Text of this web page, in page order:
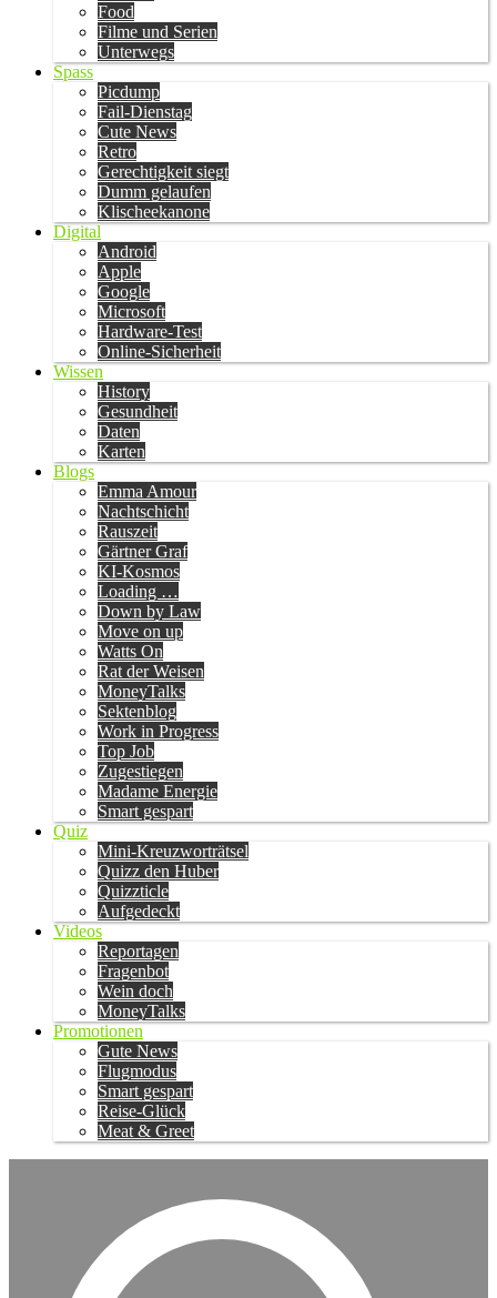
Food
Filme und Serien
Unterwegs
Spass
Picdump
Fail-Dienstag
Cute News
Retro
Gerechtigkeit siegt
Dumm gelaufen
Klischeekanone
Digital
Android
Apple
Google
Microsoft
Hardware-Test
Online-Sicherheit
Wissen
History
Gesundheit
Daten
Karten
Blogs
Emma Amour
Nachtschicht
Rauszeit
Gärtner Graf
KI-Kosmos
Loading …
Down by Law
Move on up
Watts On
Rat der Weisen
MoneyTalks
Sektenblog
Work in Progress
Top Job
Zugestiegen
Madame Energie
Smart gespart
Quiz
Mini-Kreuzworträtsel
Quizz den Huber
Quizzticle
Aufgedeckt
Videos
Reportagen
Fragenbot
Wein doch
MoneyTalks
Promotionen
Gute News
Flugmodus
Smart gespart
Reise-Glück
Meat & Greet